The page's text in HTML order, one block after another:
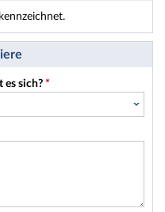
es sich? *